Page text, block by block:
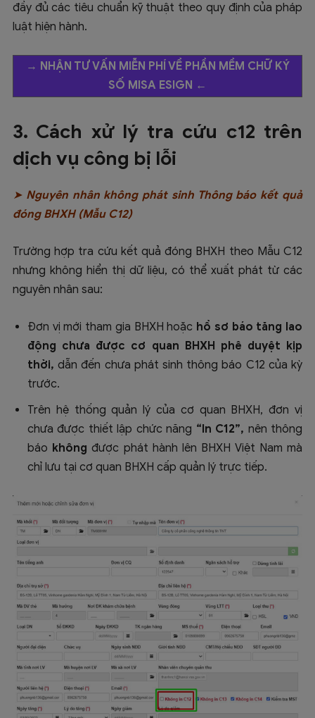
đầy đủ các tiêu chuẩn kỹ thuật theo quy định của pháp
luật hiện hành.
→ NHẬN TƯ VẤN MIỄN PHÍ VỀ PHẦN MỀM CHỮ KÝ
SỐ MISA ESIGN ←
3. Cách xử lý tra cứu c12 trên
dịch vụ công bị lỗi
➤ Nguyên nhân không phát sinh Thông báo kết quả
đóng BHXH (Mẫu C12)
Trường hợp tra cứu kết quả đóng BHXH theo Mẫu C12
nhưng không hiển thị dữ liệu, có thể xuất phát từ các
nguyên nhân sau:
Đơn vị mới tham gia BHXH hoặc hồ sơ báo tăng lao
động chưa được cơ quan BHXH phê duyệt kịp
thời, dẫn đến chưa phát sinh thông báo C12 của kỳ
trước.
Trên hệ thống quản lý của cơ quan BHXH, đơn vị
chưa được thiết lập chức năng “In C12”, nên thông
báo không được phát hành lên BHXH Việt Nam mà
chỉ lưu tại cơ quan BHXH cấp quản lý trực tiếp.